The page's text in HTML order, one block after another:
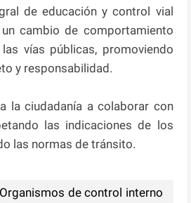
de educación y control vial
cambio de comportamiento
vías públicas, promoviendo
y responsabilidad.
la ciudadanía a colaborar con
las indicaciones de los
las normas de tránsito.
Organismos de control interno